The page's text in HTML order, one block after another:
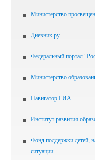
Министерство
Дневник.ру
Федеральный портал
Министерство
Навигатор ГИА
Институт развития
Фонд поддержки детей,
ситуации